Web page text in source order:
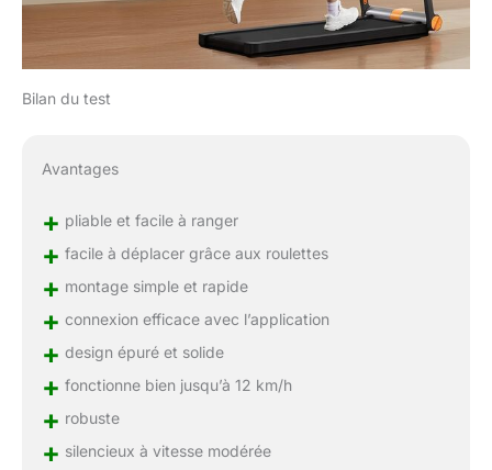
notre équipe de service
client est à votre
disposition dans les 12
Bilan du test
Avantages
+ pliable et facile à ranger
+ facile à déplacer grâce aux roulettes
+ montage simple et rapide
+ connexion efficace avec l’application
+ design épuré et solide
+ fonctionne bien jusqu’à 12 km/h
+ robuste
+ silencieux à vitesse modérée